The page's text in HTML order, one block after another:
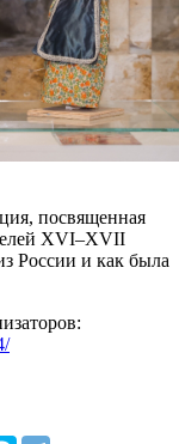
посвященная
XVI–XVII
России и как была